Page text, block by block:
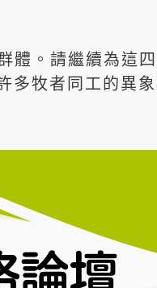
體。請繼續為這
多牧者同工的異